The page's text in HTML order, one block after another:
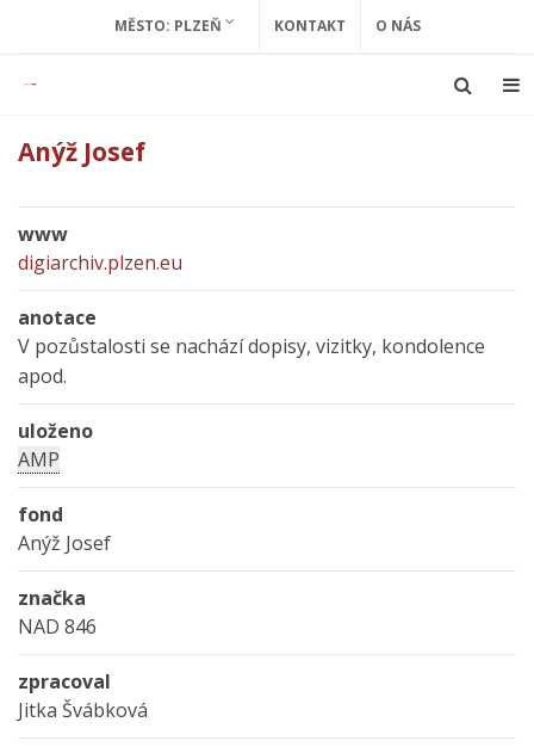
MĚSTO: PLZEŇ KONTAKT O NÁS
Anýž Josef
www
digiarchiv.plzen.eu
anotace
V pozůstalosti se nachází dopisy, vizitky, kondolence
apod.
uloženo
AMP
fond
Anýž Josef
značka
NAD 846
zpracoval
Jitka Švábková